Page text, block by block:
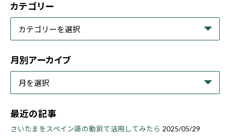
カテゴリー
月別アーカイブ
最近の記事
さいたまをスペイン語の動詞で活用してみたら 2025/05/29